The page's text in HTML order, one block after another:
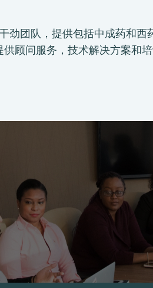
劲团队，提供包括中成药和西
顾问服务，技术解决方案和培